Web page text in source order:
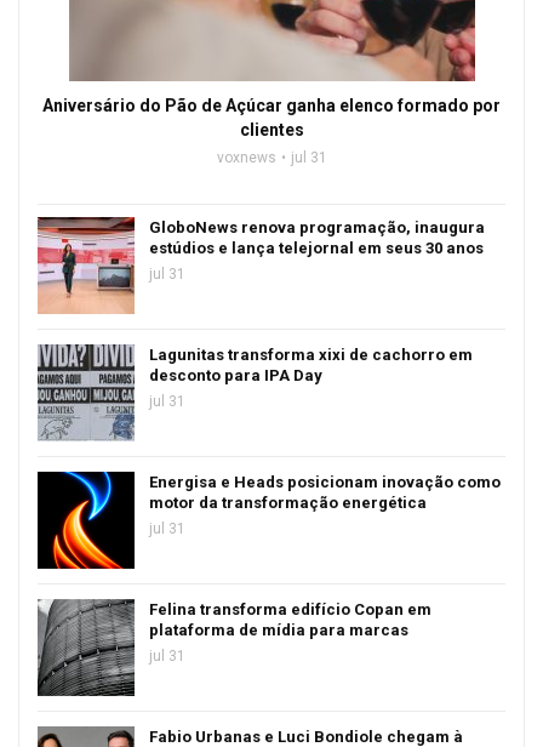
Aniversário do Pão de Açúcar ganha elenco formado por
clientes
voxnews jul 31
GloboNews renova programação, inaugura
estúdios e lança telejornal em seus 30 anos
jul 31
Lagunitas transforma xixi de cachorro em
desconto para IPA Day
jul 31
Energisa e Heads posicionam inovação como
motor da transformação energética
jul 31
Felina transforma edifício Copan em
plataforma de mídia para marcas
jul 31
Fabio Urbanas e Luci Bondiole chegam à